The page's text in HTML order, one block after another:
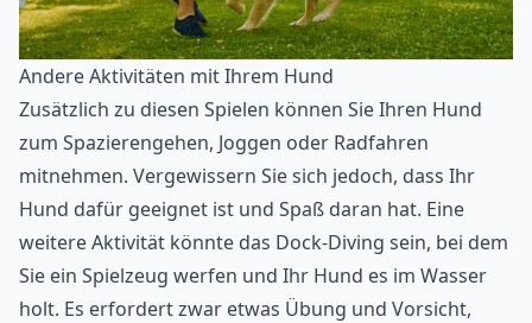
Andere Aktivitäten mit Ihrem Hund
Zusätzlich zu diesen Spielen können Sie Ihren Hund
zum Spazierengehen, Joggen oder Radfahren
mitnehmen. Vergewissern Sie sich jedoch, dass Ihr
Hund dafür geeignet ist und Spaß daran hat. Eine
weitere Aktivität könnte das Dock-Diving sein, bei dem
Sie ein Spielzeug werfen und Ihr Hund es im Wasser
holt. Es erfordert zwar etwas Übung und Vorsicht,